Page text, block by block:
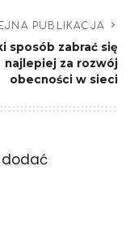
PUBLIKACJA
sposób zabrać się
najlepiej za rozwój
obecności w sieci